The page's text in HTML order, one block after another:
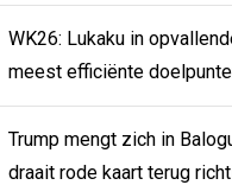
WK26: Lukaku in
meest efficiënte
Trump mengt zich in
draait rode kaart terug